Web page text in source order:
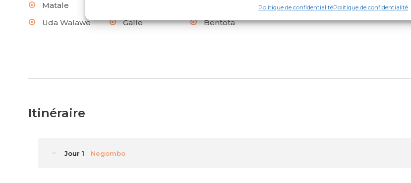
Politique de confidentialitéPolitique de confidentialité
Matale
Nanuoya
Nuwara Eliya
Uda Walawe
Galle Bentota
Itinéraire
Jour 1 Negombo